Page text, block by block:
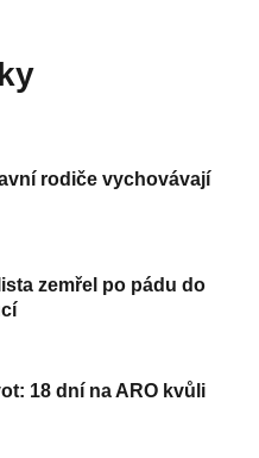
rodiče vychovávají
zemřel po pádu do
18 dní na ARO kvůli